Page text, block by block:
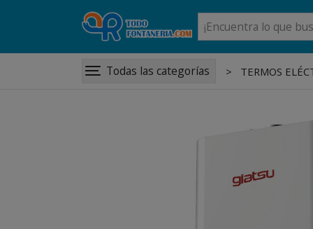
Todas las categorías TERMOS